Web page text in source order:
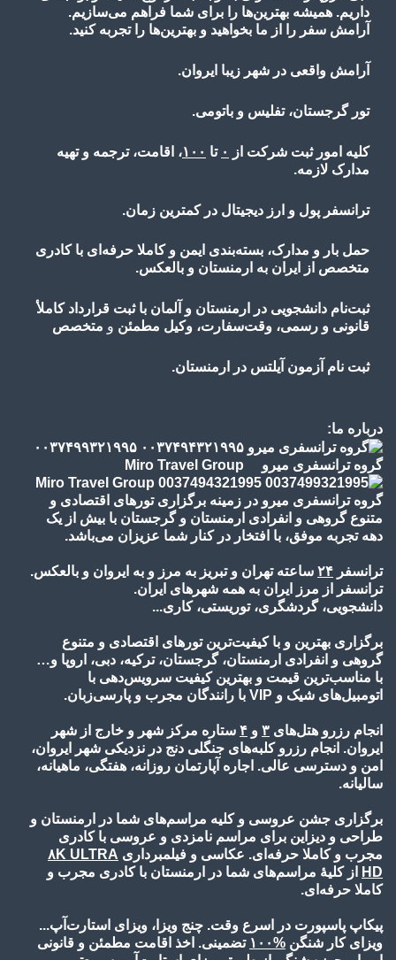
داریم. همیشه بهترین‌ها را برای شما فراهم می‌سازیم.
آرامش سفر را از ما بخواهید و بهترین‌ها را تجربه کنید.
آرامش واقعی در شهر زیبا ایروان.
تور گرجستان، تفلیس و باتومی.
کلیه امور ثبت شرکت از ۰ تا ۱۰۰، اقامت، ترجمه و تهیه
مدارک لازمه.
ترانسفر پول و ارز دیجیتال در کمترین زمان.
حمل بار و مدارک، بسته‌بندی ایمن و کاملا حرفه‌ای با کادری
متخصص از ایران به ارمنستان و بالعکس.
ثبت‌نام دانشجویی در ارمنستان و آلمان با ثبت قرارداد کاملأ
قانونی و رسمی، وقت‌سفارت، وکیل مطمئن و متخصص
ثبت نام آزمون آیلتس در ارمنستان.
درباره ما:
گروه ترانسفری میرو Miro Travel Group
گروه ترانسفری میرو در زمینه برگزاری تورهای اقتصادی و
متنوع گروهی و انفرادی ارمنستان و گرجستان با بیش از یک
دهه تجربه موفق، با افتخار در کنار شما عزیزان می‌باشد.
ترانسفر ۲۴ ساعته تهران و تبریز به مرز و به ایروان و بالعکس.
ترانسفر از مرز ایران به همه شهرهای ایران.
دانشجویی، گردشگری، توریستی، کاری...
برگزاری بهترین و با کیفیت‌ترین تورهای اقتصادی و متنوع
گروهی و انفرادی ارمنستان، گرجستان، ترکیه، دبی، اروپا و…
با مناسب‌ترین قیمت و بهترین کیفیت سرویس‌دهی با
اتومبیل‌های شیک و VIP با رانندگان مجرب و پارسی‌زبان.
انجام رزرو هتل‌های ۳ و ۴ ستاره مرکز شهر و خارج از شهر
ایروان. انجام رزرو کلبه‌های جنگلی دنج در نزدیکی شهر ایروان،
امن و دسترسی عالی. اجاره آپارتمان روزانه، هفتگی، ماهیانه،
سالیانه.
برگزاری جشن عروسی و کلیه مراسم‌های شما در ارمنستان و
طراحی و دیزاین برای مراسم نامزدی و عروسی با کادری
مجرب و کاملا حرفه‌ای. عکاسی و فیلمبرداری ۸K ULTRA
HD
از کلیۀ مراسم‌های شما در ارمنستان با کادری مجرب و
کاملا حرفه‌ای.
پیکاپ پاسپورت در اسرع وقت. چنج ویزا، ویزای استارت‌آپ...
ویزای کار شنگن %۱۰۰
تضمینی. اخذ اقامت مطمئن و قانونی